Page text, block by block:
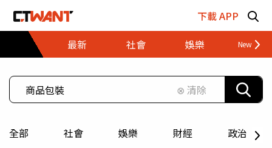
下載 APP
最新
社會 娛樂 財經
⊗ 清除
全部 社會 娛樂 財經 政治